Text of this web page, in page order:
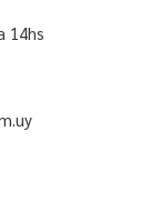
14hs